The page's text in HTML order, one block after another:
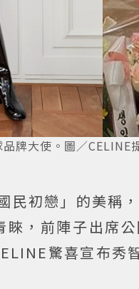
牌大使。圖／
民初戀」的美稱
，前陣子出席
驚喜宣布秀